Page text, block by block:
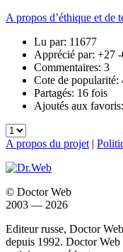
A propos d’éthique et de
Lu par: 11677
Apprécié par: +27
Commentaires: 3
Cote de popularité:
Partagés: 16 fois
Ajoutés aux
A propos du projet |
© Doctor Web
2003 — 2026
Editeur russe, Doctor
depuis 1992. Doctor Web